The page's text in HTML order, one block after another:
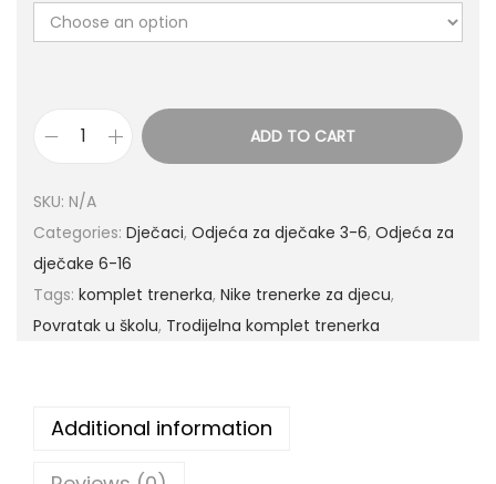
ADD TO CART
SKU: N/A
Categories: Dječaci, Odjeća za dječake 3-6, Odjeća za
dječake 6-16
Tags: komplet trenerka, Nike trenerke za djecu,
Povratak u školu, Trodijelna komplet trenerka
Additional information